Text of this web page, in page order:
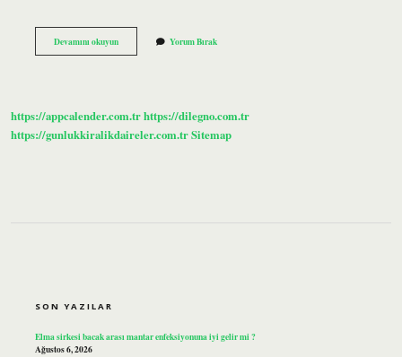
Devamını okuyunSu
Ne
Yorum Bırak
https://appcalender.com.trhttps://dilegno.com.tr
https://gunlukkiralikdaireler.com.trSitemap
SON YAZILAR
Elma sirkesi bacak arası mantar enfeksiyonuna iyi gelir mi ?
Ağustos 6, 2026